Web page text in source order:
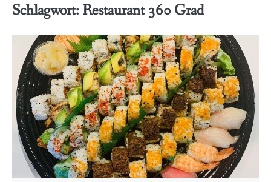
Schlagwort: Restaurant 360 Grad